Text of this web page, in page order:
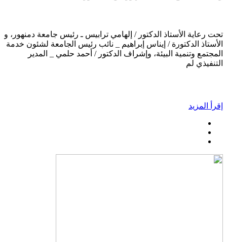
تحت رعاية الأستاذ الدكتور / إلهامي ترابيس ـ رئيس جامعة دمنهور، و
الأستاذ الدكتورة / إيناس إبراهيم _ نائب رئيس الجامعة لشئون خدمة
المجتمع وتنمية البيئة، وإشراف الدكتور / أحمد حلمي _ المدير
التنفيذي لم
إقرأ المزيد